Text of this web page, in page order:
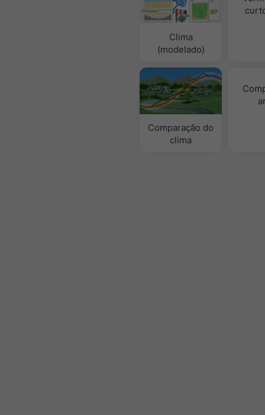
Clima
(modelado)
Comparação do
clima